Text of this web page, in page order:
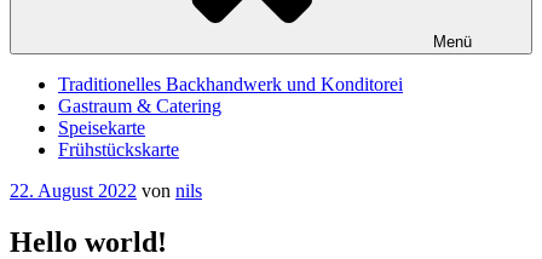
Menü
Traditionelles Backhandwerk und Konditorei
Gastraum & Catering
Speisekarte
Frühstückskarte
Veröffentlicht
22. August 2022 von nils
Hello world!